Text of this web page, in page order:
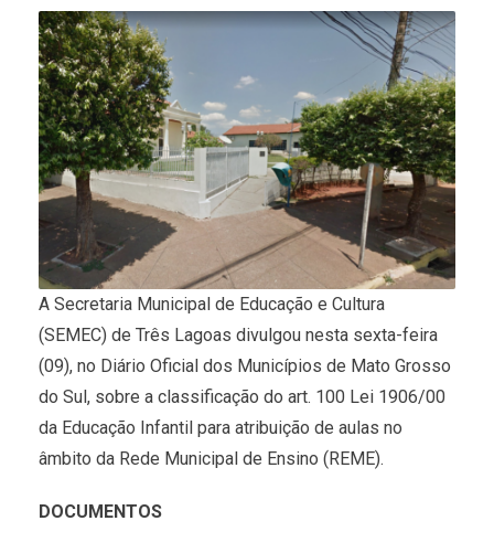
A Secretaria Municipal de Educação e Cultura
(SEMEC) de Três Lagoas divulgou nesta sexta-feira
(09), no Diário Oficial dos Municípios de Mato Grosso
do Sul, sobre a classificação do art. 100 Lei 1906/00
da Educação Infantil para atribuição de aulas no
âmbito da Rede Municipal de Ensino (REME).
DOCUMENTOS